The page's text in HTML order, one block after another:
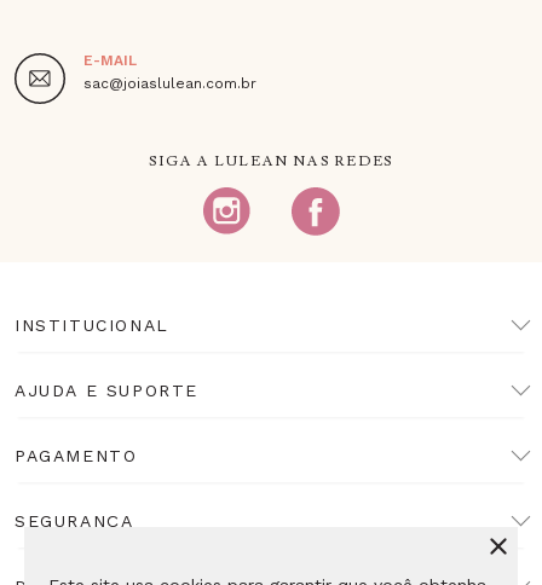
E-MAIL
sac@joiaslulean.com.br
SIGA A LULEAN NAS REDES
INSTITUCIONAL
AJUDA E SUPORTE
PAGAMENTO
SEGURANÇA